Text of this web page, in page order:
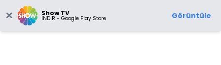
Show TV
İNDİR - Google Play Store Görüntüle